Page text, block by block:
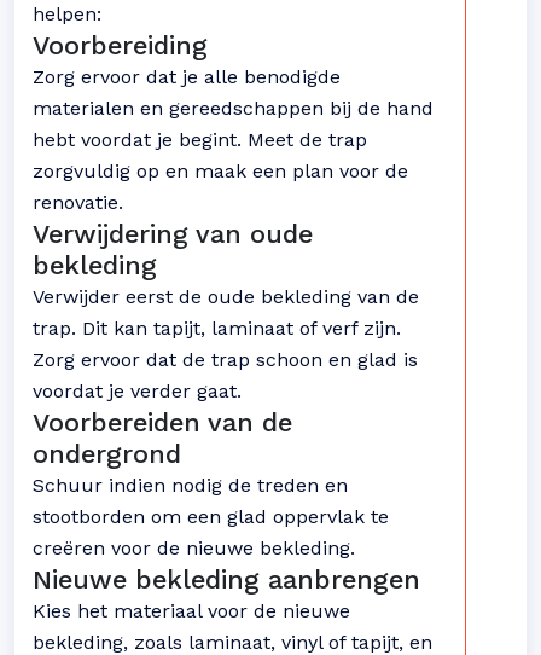
helpen:
Voorbereiding
Zorg ervoor dat je alle benodigde
materialen en gereedschappen bij de hand
hebt voordat je begint. Meet de trap
zorgvuldig op en maak een plan voor de
renovatie.
Verwijdering van oude
bekleding
Verwijder eerst de oude bekleding van de
trap. Dit kan tapijt, laminaat of verf zijn.
Zorg ervoor dat de trap schoon en glad is
voordat je verder gaat.
Voorbereiden van de
ondergrond
Schuur indien nodig de treden en
stootborden om een glad oppervlak te
creëren voor de nieuwe bekleding.
Nieuwe bekleding aanbrengen
Kies het materiaal voor de nieuwe
bekleding, zoals laminaat, vinyl of tapijt, en